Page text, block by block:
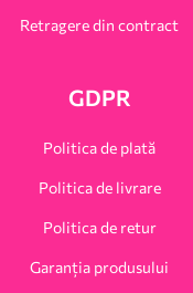
Retragere din contract
GDPR
Politica de plată
Politica de livrare
Politica de retur
Garanția produsului